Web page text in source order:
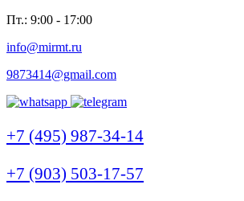
Пт.: 9:00 - 17:00
info@mirmt.ru
9873414@gmail.com
+7 (495) 987-34-14
+7 (903) 503-17-57